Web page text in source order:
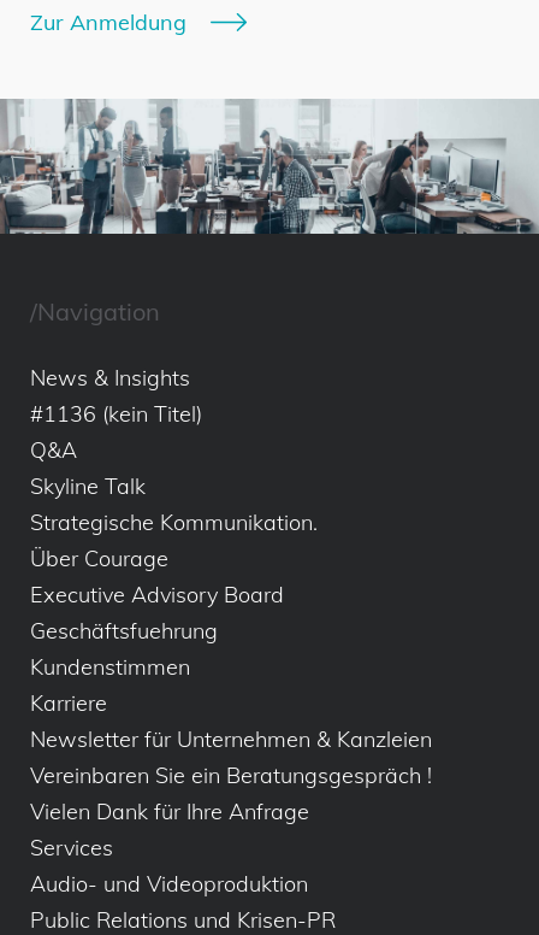
Zur Anmeldung
/Navigation
News & Insights
#1136 (kein Titel)
Q&A
Skyline Talk
Strategische Kommunikation.
Über Courage
Executive Advisory Board
Geschäftsfuehrung
Kundenstimmen
Karriere
Newsletter für Unternehmen & Kanzleien
Vereinbaren Sie ein Beratungsgespräch !
Vielen Dank für Ihre Anfrage
Services
Audio- und Videoproduktion
Public Relations und Krisen-PR